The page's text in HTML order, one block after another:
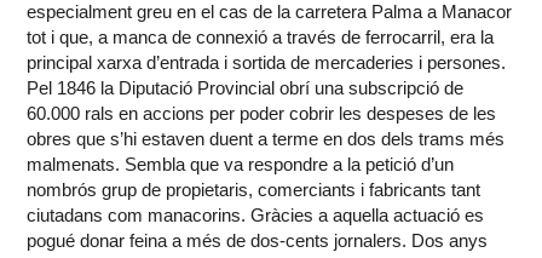
especialment greu en el cas de la carretera Palma a Manacor
tot i que, a manca de connexió a través de ferrocarril, era la
principal xarxa d’entrada i sortida de mercaderies i persones.
Pel 1846 la Diputació Provincial obrí una subscripció de
60.000 rals en accions per poder cobrir les despeses de les
obres que s’hi estaven duent a terme en dos dels trams més
malmenats. Sembla que va respondre a la petició d’un
nombrós grup de propietaris, comerciants i fabricants tant
ciutadans com manacorins. Gràcies a aquella actuació es
pogué donar feina a més de dos-cents jornalers. Dos anys